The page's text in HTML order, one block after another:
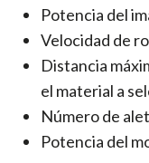
Potencia del
Velocidad de
Distancia
el material a
Número de
Potencia del